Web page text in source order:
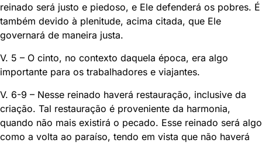
reinado será justo e piedoso, e Ele defenderá os pobres. É
também devido à plenitude, acima citada, que Ele
governará de maneira justa.
V. 5 – O cinto, no contexto daquela época, era algo
importante para os trabalhadores e viajantes.
V. 6-9 – Nesse reinado haverá restauração, inclusive da
criação. Tal restauração é proveniente da harmonia,
quando não mais existirá o pecado. Esse reinado será algo
como a volta ao paraíso, tendo em vista que não haverá